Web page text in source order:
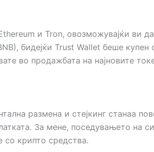
и Tron, овозможувајќи ви
бидејќи Trust Wallet беше
во продажбата на најновите
размена и стејкинг станаа
За мене, поседувањето на
со крипто средства.